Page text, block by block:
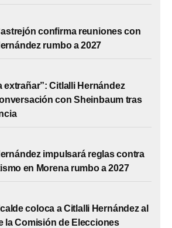
confirma reuniones con
rumbo a 2027
extrañar”: Citlalli Hernández
con Sheinbaum tras
impulsará reglas contra
en Morena rumbo a 2027
coloca a Citlalli Hernández al
la Comisión de Elecciones